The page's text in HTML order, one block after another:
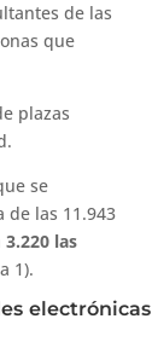
de las
que
plazas
se
de las 11.943
3.220 las
1).
electrónicas